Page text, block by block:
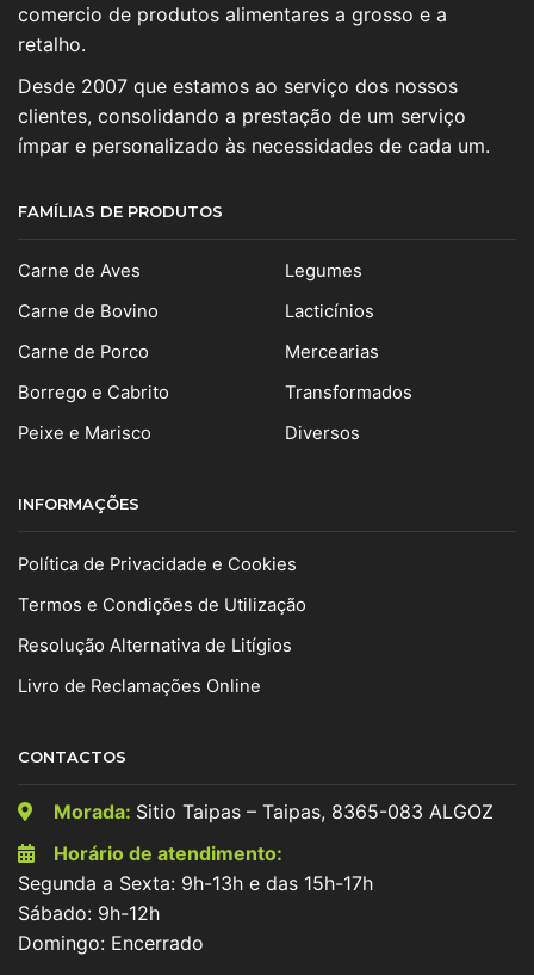
comercio de produtos alimentares a grosso e a
retalho.
Desde 2007 que estamos ao serviço dos nossos
clientes, consolidando a prestação de um serviço
ímpar e personalizado às necessidades de cada um.
FAMÍLIAS DE PRODUTOS
Carne de Aves
Carne de Bovino
Carne de Porco
Borrego e Cabrito
Peixe e Marisco
Legumes
Lacticínios
Mercearias
Transformados
Diversos
INFORMAÇÕES
Política de Privacidade e Cookies
Termos e Condições de Utilização
Resolução Alternativa de Litígios
Livro de Reclamações Online
CONTACTOS
Morada: Sitio Taipas – Taipas, 8365-083 ALGOZ
Horário de atendimento:
Segunda a Sexta: 9h-13h e das 15h-17h
Sábado: 9h-12h
Domingo: Encerrado